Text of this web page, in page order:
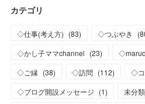
カテゴリ
◇仕事(考え方) (83) ◇つぶやき (
◇かし子ママchannel (23)
◇ご縁 (38) ◇訪問 (112) ◇コ
◇ブログ開設メッセージ (1) 未分類